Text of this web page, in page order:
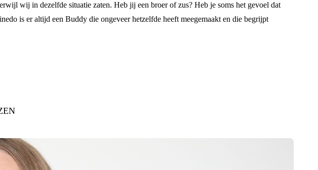
wij in dezelfde situatie zaten. Heb jij een broer of zus? Heb je soms het gevoel dat
is er altijd een Buddy die ongeveer hetzelfde heeft meegemaakt en die begrijpt